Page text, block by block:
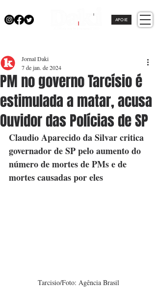
APOIE
PM no governo Tarcísio é
estimulada a matar, acusa
Ouvidor das Polícias de SP
Jornal Daki
7 de jan. de 2024
Claudio Aparecido da Silvar critica
governador de SP pelo aumento do
número de mortes de PMs e de
mortes causadas por eles
Tarcisio/Foto: Agência Brasil